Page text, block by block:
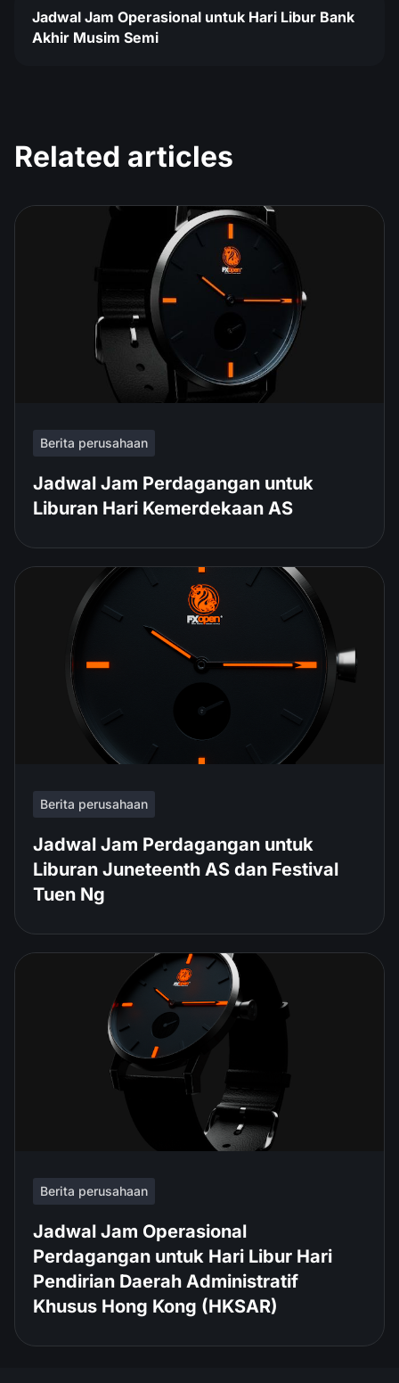
Jadwal Jam Operasional untuk Hari Libur Bank
Akhir Musim Semi
Related articles
Berita perusahaan
Jadwal Jam Perdagangan untuk
Liburan Hari Kemerdekaan AS
Berita perusahaan
Jadwal Jam Perdagangan untuk
Liburan Juneteenth AS dan Festival
Tuen Ng
Berita perusahaan
Jadwal Jam Operasional
Perdagangan untuk Hari Libur Hari
Pendirian Daerah Administratif
Khusus Hong Kong (HKSAR)